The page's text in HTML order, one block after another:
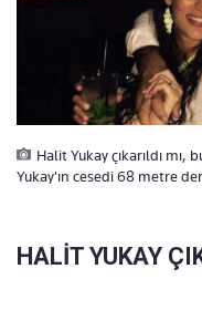
Halit Yukay çıkarıldı
Yukay'ın cesedi 68 metre
HALİT YUKAY